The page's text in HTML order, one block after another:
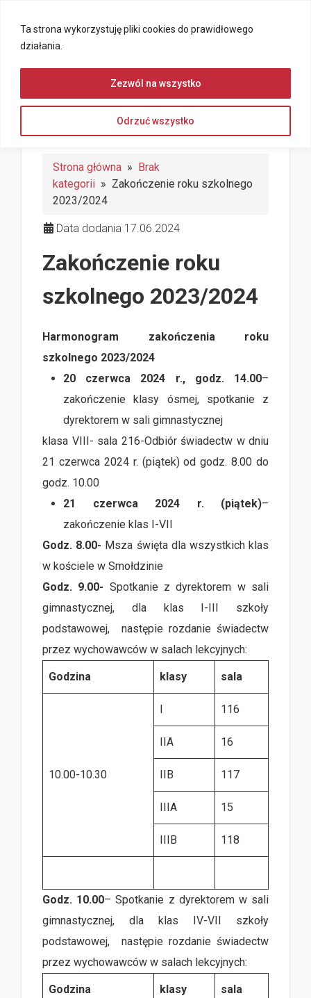
Ta strona wykorzystuję pliki cookies do prawidłowego
działania.
Odrzuć wszystko
Zezwól na wszystko
Strona główna » Brak
kategorii » Zakończenie roku szkolnego
2023/2024
Data dodania 17.06.2024
Zakończenie roku
szkolnego 2023/2024
Harmonogram zakończenia roku
szkolnego 2023/2024
20 czerwca 2024 r., godz. 14.00–
zakończenie klasy ósmej, spotkanie z
dyrektorem w sali gimnastycznej
klasa VIII- sala 216-Odbiór świadectw w dniu
21 czerwca 2024 r. (piątek) od godz. 8.00 do
godz. 10.00
21 czerwca 2024 r. (piątek)–
zakończenie klas I-VII
Godz. 8.00- Msza święta dla wszystkich klas
w kościele w Smołdzinie
Godz. 9.00- Spotkanie z dyrektorem w sali
gimnastycznej, dla klas I-III szkoły
podstawowej,
następie rozdanie świadectw
przez wychowawców w salach lekcyjnych:
Godzina klasy sala
10.00-10.30
I 116
IIA 16
IIB 117
IIIA 15
IIIB 118
Godz. 10.00– Spotkanie z dyrektorem w sali
gimnastycznej, dla klas IV-VII szkoły
podstawowej,
następie rozdanie świadectw
przez wychowawców w salach lekcyjnych:
Godzina klasy sala